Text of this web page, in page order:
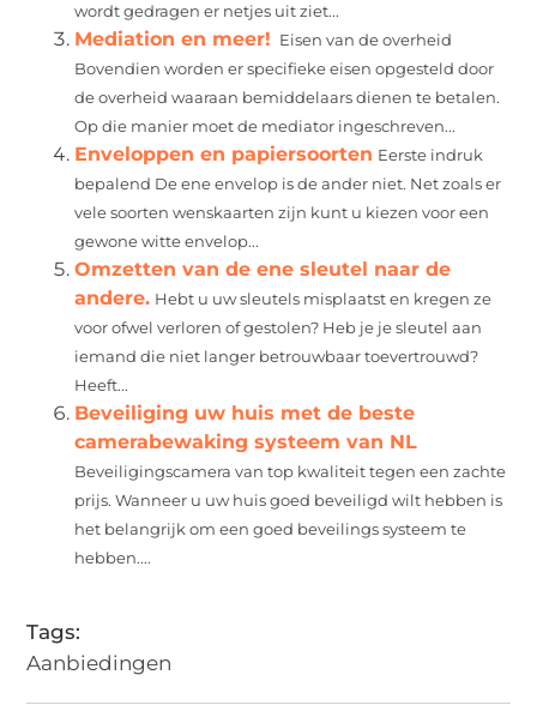
wordt gedragen er netjes uit ziet...
Mediation en meer! Eisen van de overheid
Bovendien worden er specifieke eisen opgesteld door
de overheid waaraan bemiddelaars dienen te betalen.
Op die manier moet de mediator ingeschreven...
Enveloppen en papiersoorten Eerste indruk
bepalend De ene envelop is de ander niet. Net zoals er
vele soorten wenskaarten zijn kunt u kiezen voor een
gewone witte envelop...
Omzetten van de ene sleutel naar de
andere. Hebt u uw sleutels misplaatst en kregen ze
voor ofwel verloren of gestolen? Heb je je sleutel aan
iemand die niet langer betrouwbaar toevertrouwd?
Heeft...
Beveiliging uw huis met de beste
camerabewaking systeem van NL
Beveiligingscamera van top kwaliteit tegen een zachte
prijs. Wanneer u uw huis goed beveiligd wilt hebben is
het belangrijk om een goed beveilings systeem te
hebben....
Tags:
Aanbiedingen